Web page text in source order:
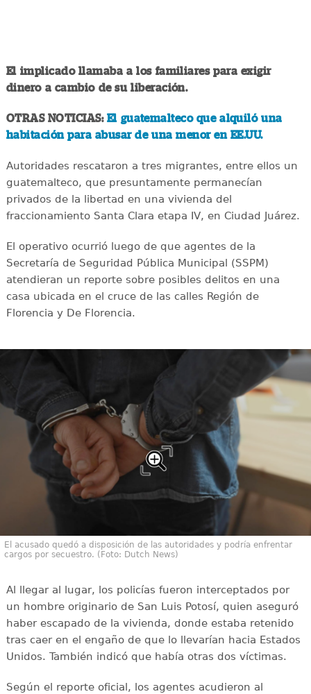
El implicado llamaba a los familiares para exigir
dinero a cambio de su liberación.
OTRAS NOTICIAS: El guatemalteco que alquiló una
habitación para abusar de una menor en EE.UU.
Autoridades rescataron a tres migrantes, entre ellos un
guatemalteco, que presuntamente permanecían
privados de la libertad en una vivienda del
fraccionamiento Santa Clara etapa IV, en Ciudad Juárez.
El operativo ocurrió luego de que agentes de la
Secretaría de Seguridad Pública Municipal (SSPM)
atendieran un reporte sobre posibles delitos en una
casa ubicada en el cruce de las calles Región de
Florencia y De Florencia.
El acusado quedó a disposición de las autoridades y podría enfrentar
cargos por secuestro. (Foto: Dutch News)
Al llegar al lugar, los policías fueron interceptados por
un hombre originario de San Luis Potosí, quien aseguró
haber escapado de la vivienda, donde estaba retenido
tras caer en el engaño de que lo llevarían hacia Estados
Unidos. También indicó que había otras dos víctimas.
Según el reporte oficial, los agentes acudieron al